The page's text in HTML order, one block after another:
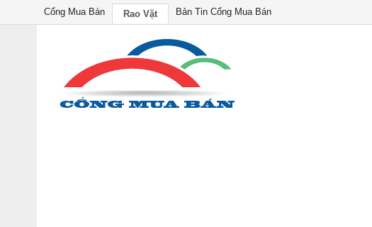
Cổng Mua Bán Rao Vặt Bản Tin Cổng Mua Bán